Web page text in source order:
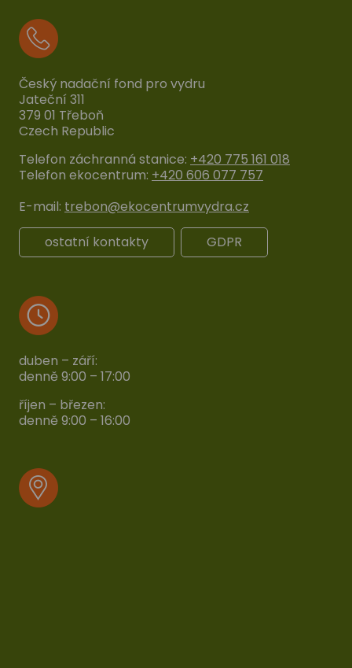
Český nadační fond pro vydru
Jateční 311
379 01 Třeboň
Czech Republic
Telefon záchranná stanice: +420 775 161 018
Telefon ekocentrum: +420 606 077 757
E-mail: trebon@ekocentrumvydra.cz
ostatní kontakty
GDPR
duben – září:
denně 9:00 – 17:00
říjen – březen:
denně 9:00 – 16:00